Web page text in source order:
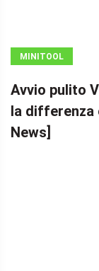
MINITOOL
Avvio pulito
la differenza
News]